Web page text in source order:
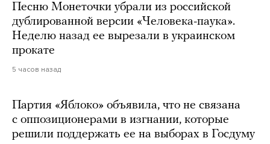
Песню Монеточки убрали из российской
дублированной версии «Человека-паука».
Неделю назад ее вырезали в украинском
прокате
5 часов назад
Партия «Яблоко» объявила, что не связана
с оппозиционерами в изгнании, которые
решили поддержать ее на выборах в Госдуму